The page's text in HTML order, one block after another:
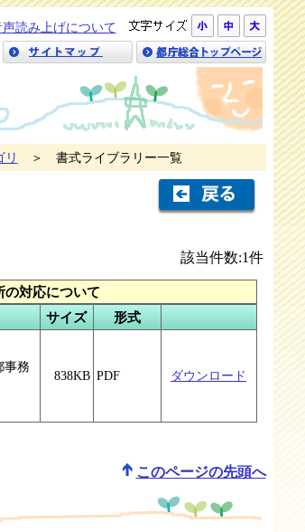
声読み上げについて
リ ＞ 書式ライブラリー一覧
該当件数:1件
の対応について
サイズ 形式
事務
838KB PDF ダウンロード
このページの先頭へ